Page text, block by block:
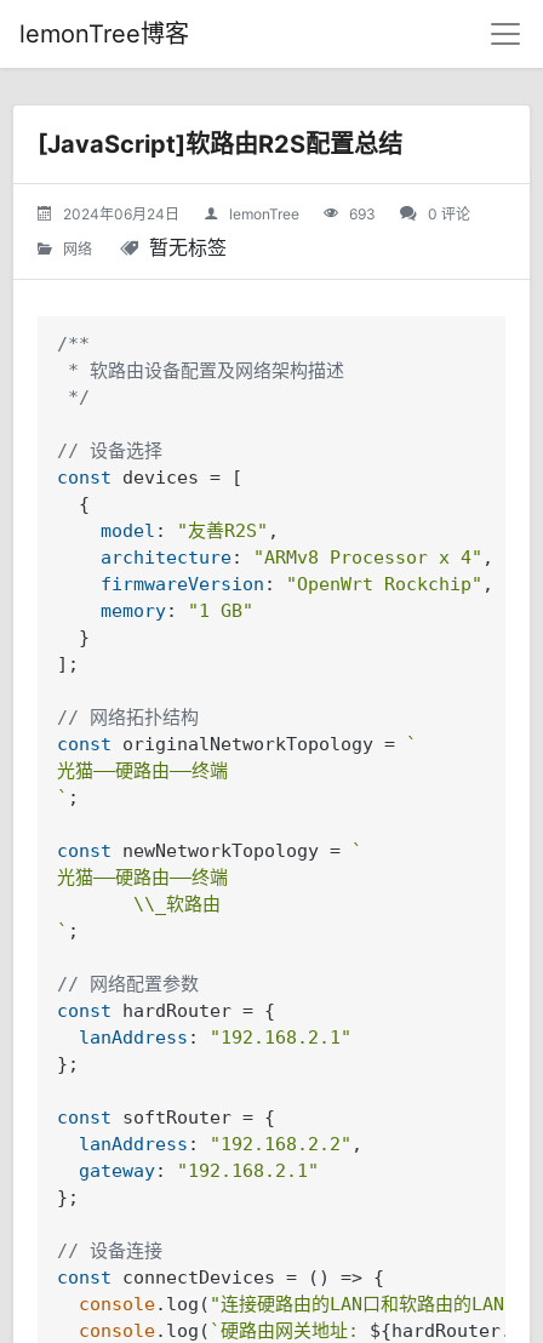
lemonTree博客
[JavaScript]软路由R2S配置总结
2024年06月24日 lemonTree 693
0 评论
网络
暂无标签
/**
* 软路由设备配置及网络架构描述
*/
// 设备选择
const devices = [
  {
model : "友善R2S" ,
architecture: "ARMv8 Processor x 4" ,
firmwareVersion : "OpenWrt Rockchip" ,
memory:
"1 GB"
  }
];
// 网络拓扑结构
const originalNetworkTopology =
`
光猫——硬路由——终端
` ;
const newNetworkTopology =
`
光猫——硬路由——终端
       \\_软路由
` ;
// 网络配置参数
const hardRouter = {
lanAddress :
"192.168.2.1"
};
const softRouter = {
lanAddress : "192.168.2.2" ,
gateway:
"192.168.2.1"
};
// 设备连接
const connectDevices = () => {
console.log( "连接硬路由的LAN口和软路由的LAN口"
console.log( `硬路由网关地址: